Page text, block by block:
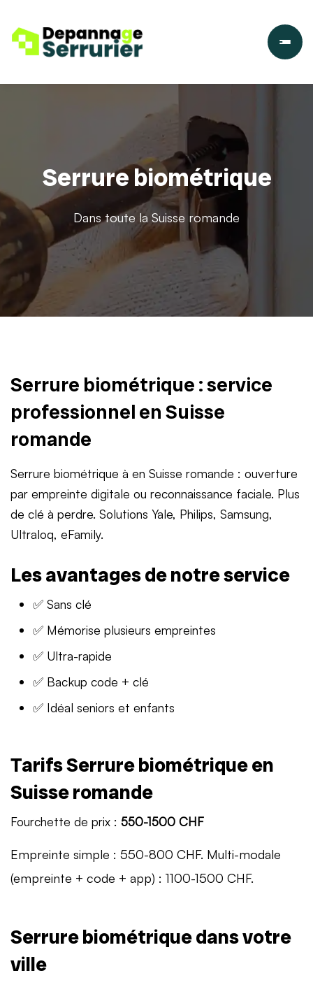
Serrure biométrique
Dans toute la Suisse romande
Serrure biométrique : service
professionnel en Suisse
romande
Serrure biométrique à en Suisse romande : ouverture
par empreinte digitale ou reconnaissance faciale. Plus
de clé à perdre. Solutions Yale, Philips, Samsung,
Ultraloq, eFamily.
Les avantages de notre service
✅ Sans clé
✅ Mémorise plusieurs empreintes
✅ Ultra-rapide
✅ Backup code + clé
✅ Idéal seniors et enfants
Tarifs Serrure biométrique en
Suisse romande
Fourchette de prix : 550-1500 CHF
Empreinte simple : 550-800 CHF. Multi-modale
(empreinte + code + app) : 1100-1500 CHF.
Serrure biométrique dans votre
ville